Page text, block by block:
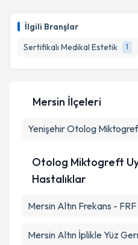
İlgili Branşlar
Sertifikalı Medikal Estetik
1
Mersin İlçeleri
YenişehirOtolog
Otolog Miktogreft
Hastalıklar
Mersin Altın Frekans -
Mersin Altın İplikle Yüz